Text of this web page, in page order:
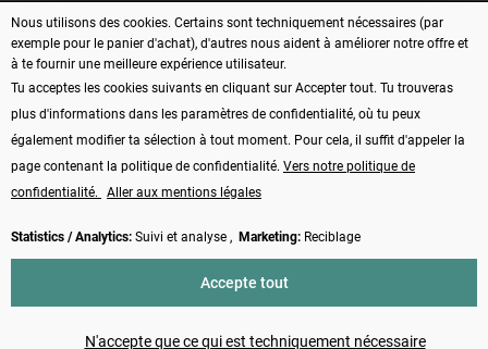
Service
Informations
Modes de paiement
Vertrag widerrufen
éventuellement les frais de contre-remboursement, sauf indication contraire
Nous utilisons des cookies. Certains sont techniquement nécessaires (par
exemple pour le panier d'achat), d'autres nous aident à améliorer notre offre et
à te fournir une meilleure expérience utilisateur.
Tu acceptes les cookies suivants en cliquant sur Accepter tout. Tu trouveras
plus d'informations dans les paramètres de confidentialité, où tu peux
également modifier ta sélection à tout moment. Pour cela, il suffit d'appeler la
page contenant la politique de confidentialité. Vers notre politique de
confidentialité.
Aller aux mentions légales
Statistics / Analytics: Suivi et analyse , Marketing: Reciblage
N'accepte que ce qui est techniquement nécessaire
Accepte tout